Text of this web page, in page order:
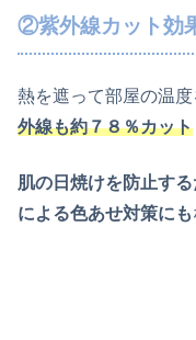
②紫外線カット効
熱を遮って部屋の温度
外線も約７８％カット
肌の日焼けを防止す
による色あせ対策にも